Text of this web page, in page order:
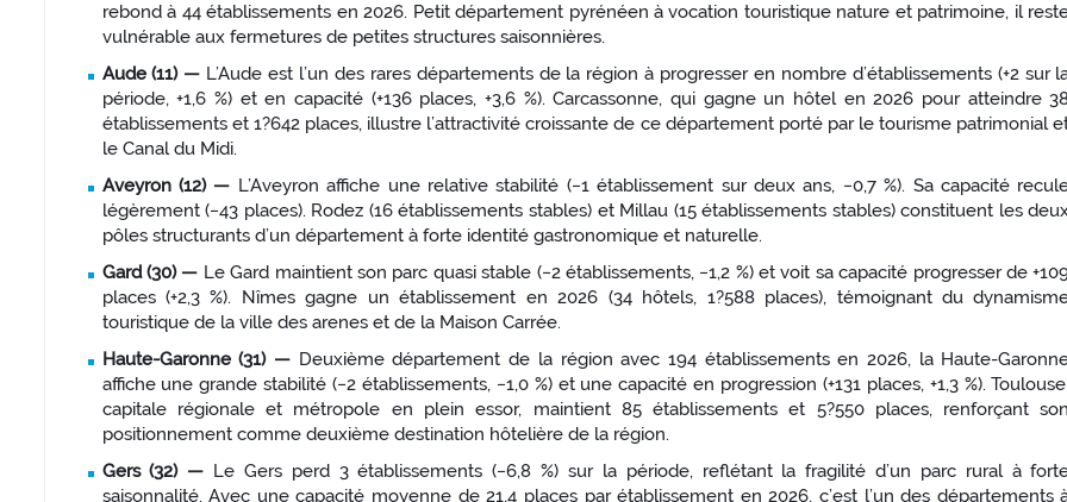
rebond à 44 établissements en 2026. Petit département pyrénéen à vocation touristique nature et patrimoine, il
vulnérable aux fermetures de petites structures saisonnières.
Aude (11) — L’Aude est l’un des rares départements de la région à progresser en nombre d’établissements (+2 sur
période, +1,6 %) et en capacité (+136 places, +3,6 %). Carcassonne, qui gagne un hôtel en 2026 pour atteindre
établissements et 1?642 places, illustre l’attractivité croissante de ce département porté par le tourisme patrimonial
le Canal du Midi.
Aveyron (12) — L’Aveyron affiche une relative stabilité (−1 établissement sur deux ans, −0,7 %). Sa capacité
légèrement (−43 places). Rodez (16 établissements stables) et Millau (15 établissements stables) constituent les
pôles structurants d’un département à forte identité gastronomique et naturelle.
Gard (30) — Le Gard maintient son parc quasi stable (−2 établissements, −1,2 %) et voit sa capacité progresser de
places (+2,3 %). Nîmes gagne un établissement en 2026 (34 hôtels, 1?588 places), témoignant du
touristique de la ville des arenes et de la Maison Carrée.
Haute-Garonne (31) — Deuxième département de la région avec 194 établissements en 2026, la Haute-
affiche une grande stabilité (−2 établissements, −1,0 %) et une capacité en progression (+131 places, +1,3 %).
capitale régionale et métropole en plein essor, maintient 85 établissements et 5?550 places, renforçant son
positionnement comme deuxième destination hôtelière de la région.
Gers (32) — Le Gers perd 3 établissements (−6,8 %) sur la période, reflétant la fragilité d’un parc rural à
saisonnalité. Avec une capacité moyenne de 21,4 places par établissement en 2026, c’est l’un des départements